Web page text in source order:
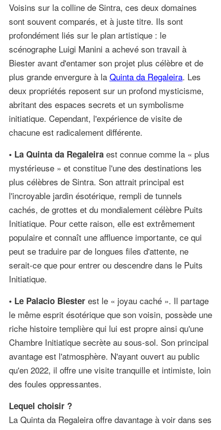
Voisins sur la colline de Sintra, ces deux domaines
sont souvent comparés, et à juste titre. Ils sont
profondément liés sur le plan artistique : le
scénographe Luigi Manini a achevé son travail à
Biester avant d'entamer son projet plus célèbre et de
plus grande envergure à la Quinta da Regaleira. Les
deux propriétés reposent sur un profond mysticisme,
abritant des espaces secrets et un symbolisme
initiatique. Cependant, l'expérience de visite de
chacune est radicalement différente.
• La Quinta da Regaleiraest connue comme la « plus
mystérieuse » et constitue l'une des destinations les
plus célèbres de Sintra. Son attrait principal est
l'incroyable jardin ésotérique, rempli de tunnels
cachés, de grottes et du mondialement célèbre Puits
Initiatique. Pour cette raison, elle est extrêmement
populaire et connaît une affluence importante, ce qui
peut se traduire par de longues files d'attente, ne
serait-ce que pour entrer ou descendre dans le Puits
Initiatique.
• Le Palacio Biesterest le « joyau caché ». Il partage
le même esprit ésotérique que son voisin, possède une
riche histoire templière qui lui est propre ainsi qu'une
Chambre Initiatique secrète au sous-sol. Son principal
avantage est l'atmosphère. N'ayant ouvert au public
qu'en 2022, il offre une visite tranquille et intimiste, loin
des foules oppressantes.
Lequel choisir ?
La Quinta da Regaleira offre davantage à voir dans ses